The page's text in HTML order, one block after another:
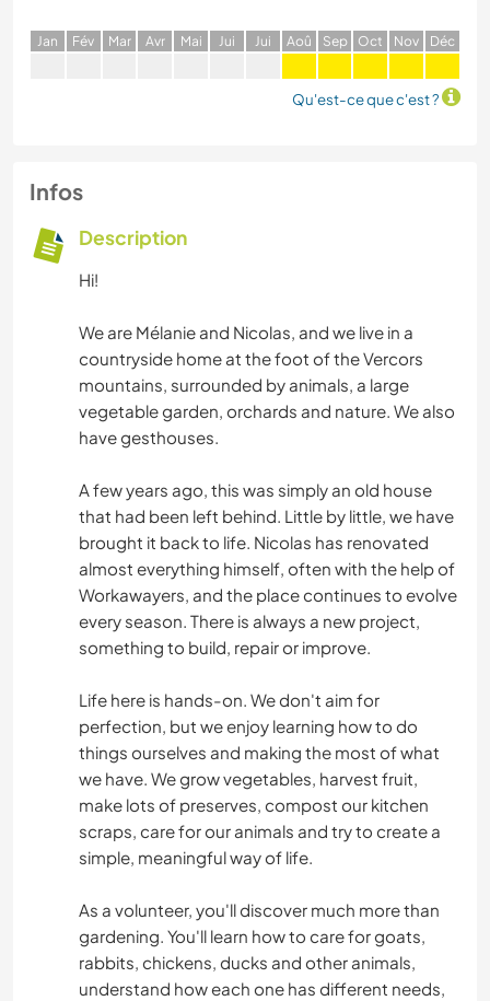
Jan Fév Mar Avr Mai Jui Jui Aoû Sep Oct Nov Déc
Qu'est-ce que c'est ?
Infos
Description
Hi!
We are Mélanie and Nicolas, and we live in a
countryside home at the foot of the Vercors
mountains, surrounded by animals, a large
vegetable garden, orchards and nature. We also
have gesthouses.
A few years ago, this was simply an old house
that had been left behind. Little by little, we have
brought it back to life. Nicolas has renovated
almost everything himself, often with the help of
Workawayers, and the place continues to evolve
every season. There is always a new project,
something to build, repair or improve.
Life here is hands-on. We don't aim for
perfection, but we enjoy learning how to do
things ourselves and making the most of what
we have. We grow vegetables, harvest fruit,
make lots of preserves, compost our kitchen
scraps, care for our animals and try to create a
simple, meaningful way of life.
As a volunteer, you'll discover much more than
gardening. You'll learn how to care for goats,
rabbits, chickens, ducks and other animals,
understand how each one has different needs,